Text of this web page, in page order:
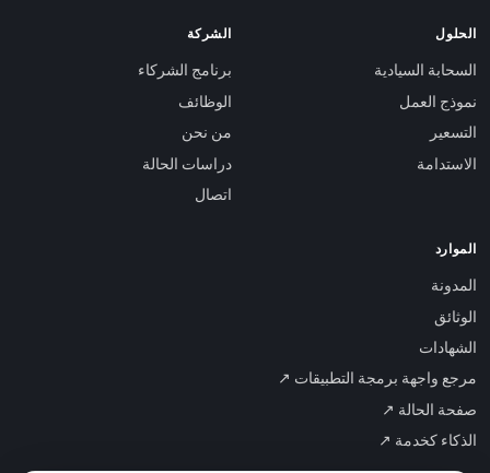
الحلول
السحابة السيادية
نموذج العمل
التسعير
الاستدامة
الشركة
برنامج الشركاء
الوظائف
من نحن
دراسات الحالة
اتصال
الموارد
المدونة
الوثائق
الشهادات
مرجع واجهة برمجة التطبيقات ↗
صفحة الحالة ↗
الذكاء كخدمة ↗